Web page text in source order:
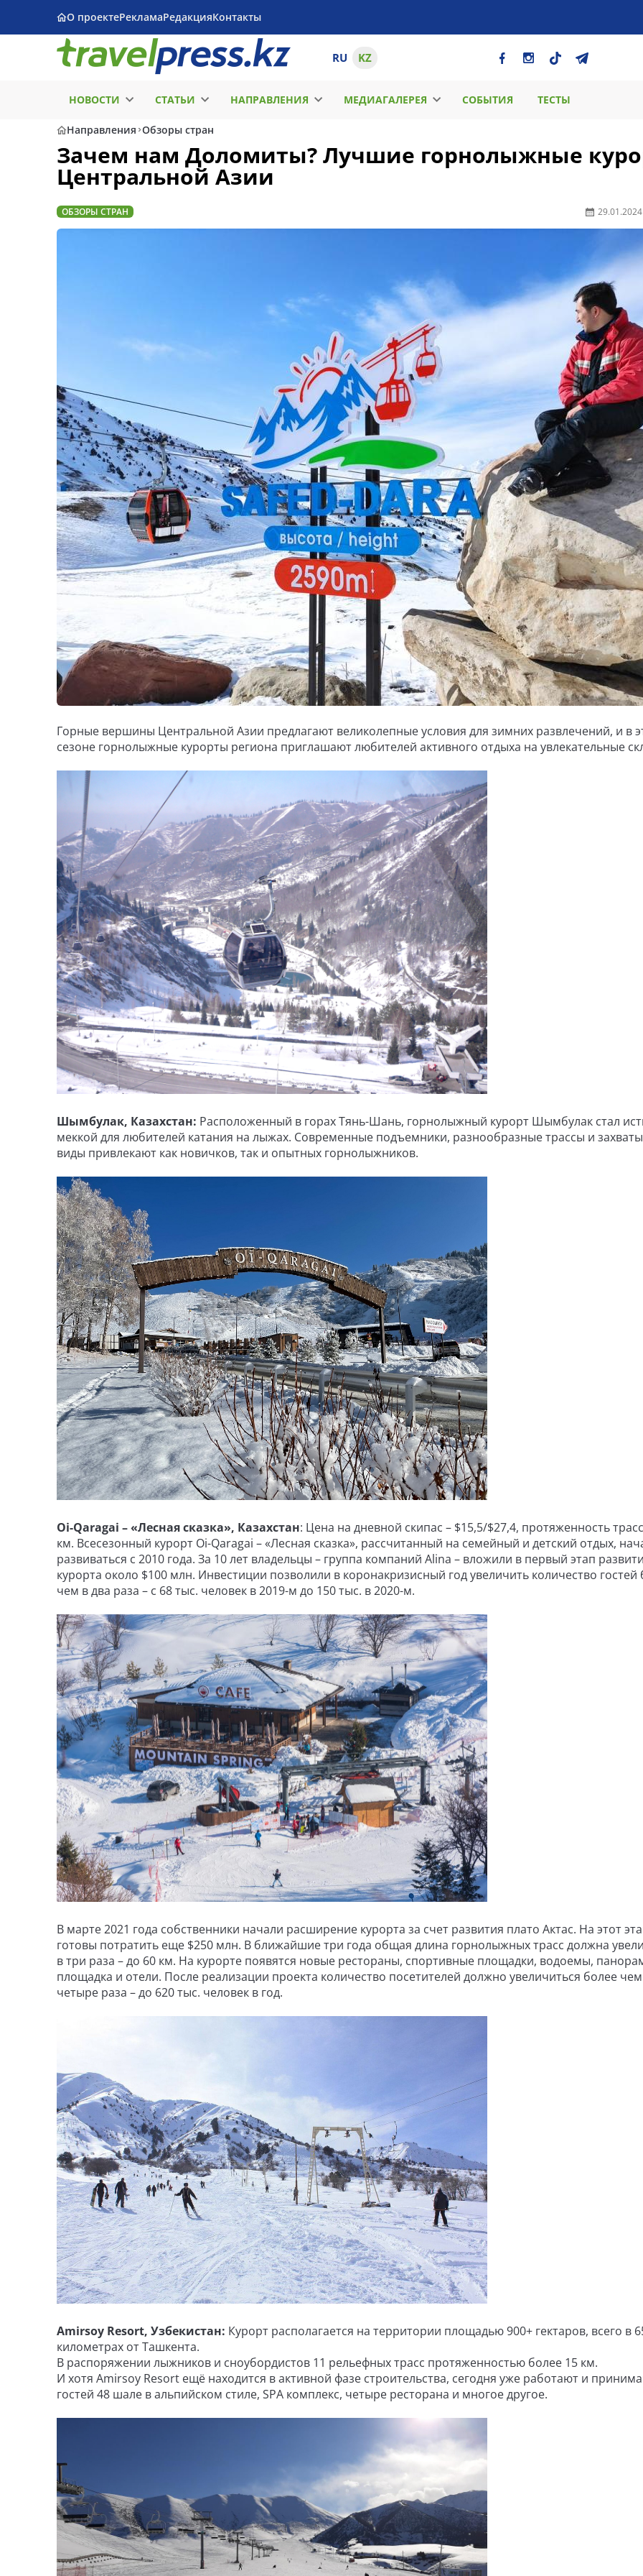
О проектеРекламаРедакцияКонтакты
RU KZ
НОВОСТИ СТАТЬИ НАПРАВЛЕНИЯ МЕДИАГАЛЕРЕЯ СОБЫТИЯ ТЕСТЫ
Направления Обзоры стран
Зачем нам Доломиты? Лучшие горнолыжные
Центральной Азии
ОБЗОРЫ СТРАН 29.01.2024
Горные вершины Центральной Азии предлагают великолепные условия для зимних развлечений, и в
сезоне горнолыжные курорты региона приглашают любителей активного отдыха на увлекательные
Шымбулак, Казахстан: Расположенный в горах Тянь-Шань, горнолыжный курорт Шымбулак стал
меккой для любителей катания на лыжах. Современные подъемники, разнообразные трассы и
виды привлекают как новичков, так и опытных горнолыжников.
Oi-Qaragai – «Лесная сказка», Казахстан: Цена на дневной скипас – $15,5/$27,4, протяженность
км. Всесезонный курорт Oi-Qaragai – «Лесная сказка», рассчитанный на семейный и детский отдых,
развиваться с 2010 года. За 10 лет владельцы – группа компаний Alina – вложили в первый этап
курорта около $100 млн. Инвестиции позволили в коронакризисный год увеличить количество гостей
чем в два раза – с 68 тыс. человек в 2019-м до 150 тыс. в 2020-м.
В марте 2021 года собственники начали расширение курорта за счет развития плато Актас. На этот
готовы потратить еще $250 млн. В ближайшие три года общая длина горнолыжных трасс должна
в три раза – до 60 км. На курорте появятся новые рестораны, спортивные площадки, водоемы,
площадка и отели. После реализации проекта количество посетителей должно увеличиться более
четыре раза – до 620 тыс. человек в год.
Amirsoy Resort, Узбекистан: Курорт располагается на территории площадью 900+ гектаров, всего в
километрах от Ташкента.
В распоряжении лыжников и сноубордистов 11 рельефных трасс протяженностью более 15 км.
И хотя Amirsoy Resort ещё находится в активной фазе строительства, сегодня уже работают и
гостей 48 шале в альпийском стиле, SPA комплекс, четыре ресторана и многое другое.